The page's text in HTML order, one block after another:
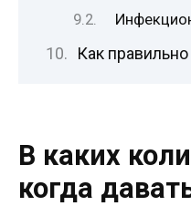
Как правильно
В каких
когда